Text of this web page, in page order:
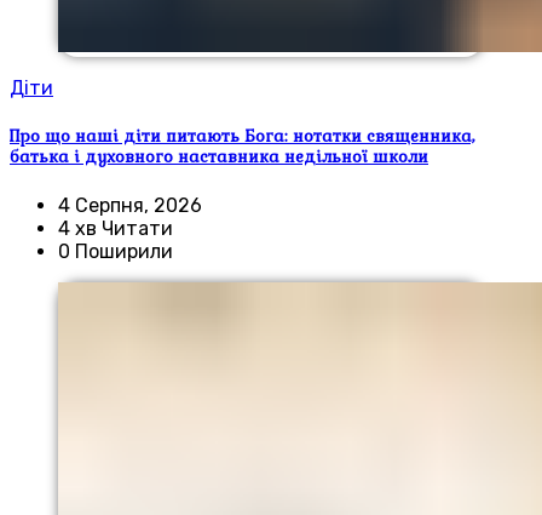
Діти
Про що наші діти питають Бога: нотатки священника,
батька і духовного наставника недільної школи
4 Серпня, 2026
4 хв Читати
0 Поширили